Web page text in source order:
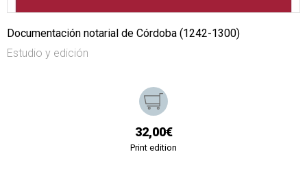
Documentación notarial de Córdoba (1242-1300)
Estudio y edición
32,00€
Print edition